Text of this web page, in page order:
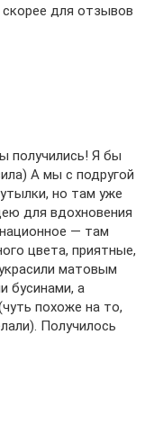
для отзывов
получились! Я бы
А мы с подругой
но там уже
для вдохновения
— там
цвета, приятные,
матовым
бусинами, а
похоже на то,
Получилось